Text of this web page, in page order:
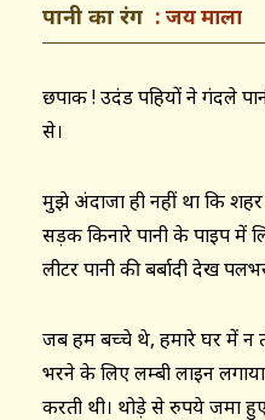
पानी का रंग जय माला
छपाक ! उदंड पहियों ने गंदले
से।
मुझे अंदाजा ही नहीं था कि
सड़क किनारे पानी के पाइप
लीटर पानी की बर्बादी देख
जब हम बच्चे थे, हमारे घर में न
भरने के लिए लम्बी लाइन
करती थी। थोड़े से रुपये जमा